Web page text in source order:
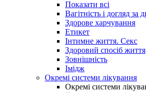
Показати всі
Вагітність і догляд за
Здорове харчування
Етикет
Інтимне життя. Секс
Здоровий спосіб життя
Зовнішність
Імідж
Окремі системи лікування
Окремі системи